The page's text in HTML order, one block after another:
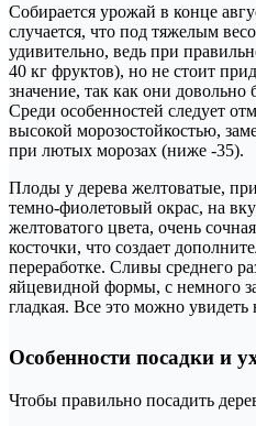
Собирается урожай в конце
случается, что под тяжелым
удивительно, ведь при
40 кг фруктов), но не стоит
значение, так как они довольно
Среди особенностей следует
высокой морозостойкостью,
при лютых морозах (ниже -35).
Плоды у дерева желтоватые,
темно-фиолетовый окрас, на
желтоватого цвета, очень
косточки, что создает
переработке. Сливы среднего
яйцевидной формы, с немного
гладкая. Все это можно увидеть
Особенности посадки и
Чтобы правильно посадить